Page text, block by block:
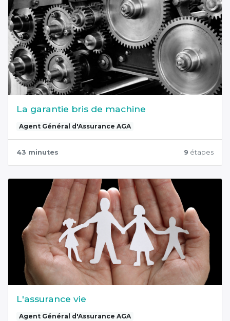
La garantie bris de machine
Agent Général d'Assurance AGA
43 minutes 9 étapes
L'assurance vie
Agent Général d'Assurance AGA